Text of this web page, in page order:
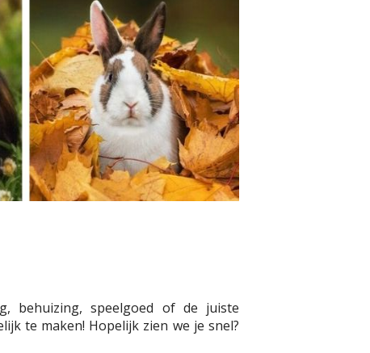
behuizing, speelgoed of de juiste
te maken! Hopelijk zien we je snel?